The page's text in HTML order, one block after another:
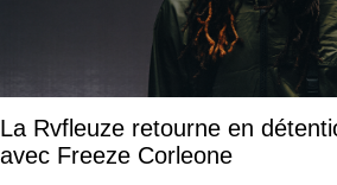
La Rvfleuze retourne en
avec Freeze Corleone